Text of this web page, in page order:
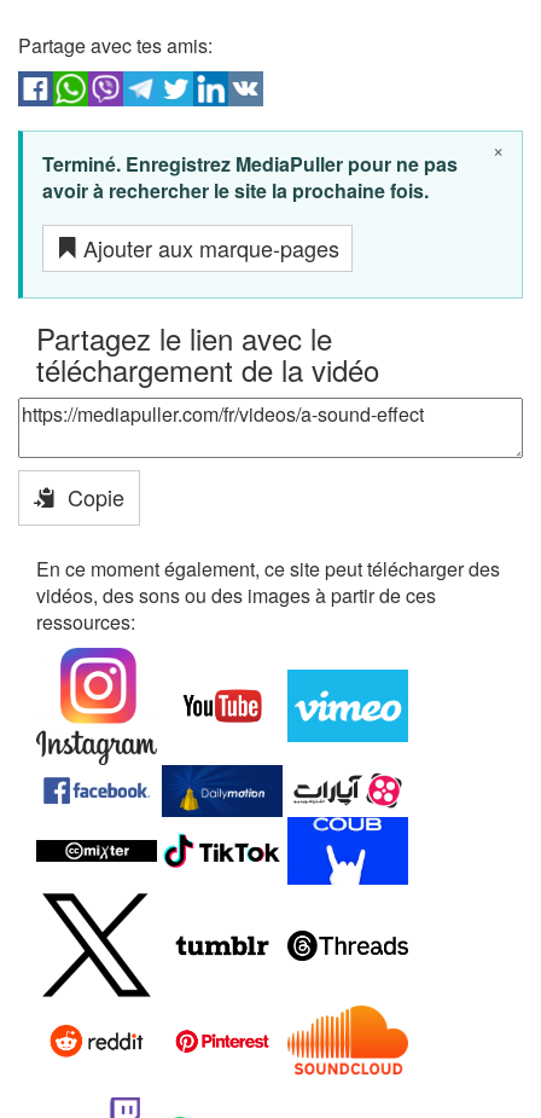
Partage avec tes amis:
×
Terminé. Enregistrez MediaPuller pour ne pas
avoir à rechercher le site la prochaine fois.
Ajouter aux marque-pages
Partagez le lien avec le
téléchargement de la vidéo
Copie
En ce moment également, ce site peut télécharger des
vidéos, des sons ou des images à partir de ces
ressources: